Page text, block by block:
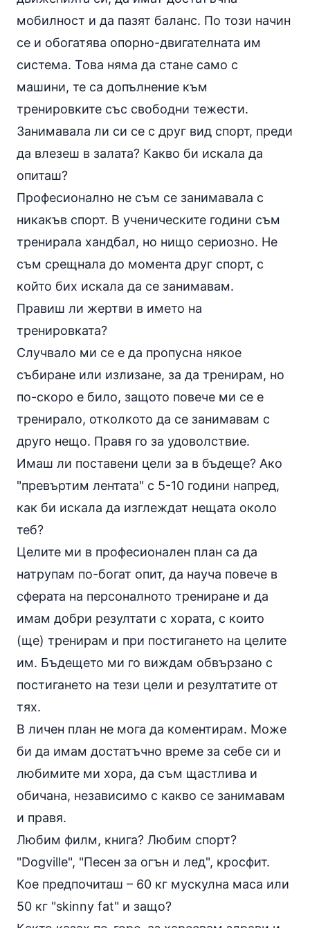
мобилност и да пазят баланс. По този начин
се и обогатява опорно-двигателната им
система. Това няма да стане само с
машини, те са допълнение към
тренировките със свободни тежести.
Занимавала ли си се с друг вид спорт, преди
да влезеш в залата? Какво би искала да
опиташ?
Професионално не съм се занимавала с
никакъв спорт. В ученическите години съм
тренирала хандбал, но нищо сериозно. Не
съм срещнала до момента друг спорт, с
който бих искала да се занимавам.
Правиш ли жертви в името на
тренировката?
Случвало ми се е да пропусна някое
събиране или излизане, за да тренирам, но
по-скоро е било, защото повече ми се е
тренирало, отколкото да се занимавам с
друго нещо. Правя го за удоволствие.
Имаш ли поставени цели за в бъдеще? Ако
"превъртим лентата" с 5-10 години напред,
как би искала да изглеждат нещата около
теб?
Целите ми в професионален план са да
натрупам по-богат опит, да науча повече в
сферата на персоналното трениране и да
имам добри резултати с хората, с които
(ще) тренирам и при постигането на целите
им. Бъдещето ми го виждам обвързано с
постигането на тези цели и резултатите от
тях.
В личен план не мога да коментирам. Може
би да имам достатъчно време за себе си и
любимите ми хора, да съм щастлива и
обичана, независимо с какво се занимавам
и правя.
Любим филм, книга? Любим спорт?
"Dogville", "Песен за огън и лед", кросфит.
Кое предпочиташ – 60 кг мускулна маса или
50 кг "skinny fat" и защо?